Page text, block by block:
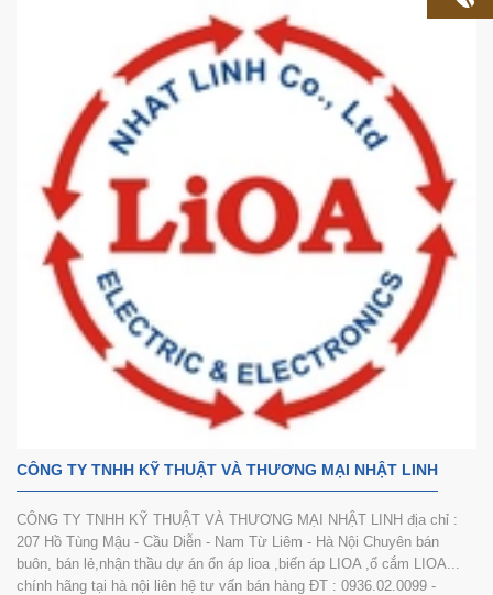
CÔNG TY TNHH KỸ THUẬT VÀ THƯƠNG MẠI NHẬT LINH
CÔNG TY TNHH KỸ THUẬT VÀ THƯƠNG MẠI NHẬT LINH địa chỉ :
207 Hồ Tùng Mậu - Cầu Diễn - Nam Từ Liêm - Hà Nội Chuyên bán
buôn, bán lẻ,nhận thầu dự án ổn áp lioa ,biến áp LIOA ,ổ cắm LIOA...
chính hãng tại hà nội liên hệ tư vấn bán hàng ĐT : 0936.02.0099 -